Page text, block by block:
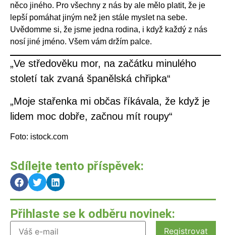
něco jiného. Pro všechny z nás by ale mělo platit, že je
lepší pomáhat jiným než jen stále myslet na sebe.
Uvědomme si, že jsme jedna rodina, i když každý z nás
nosí jiné jméno. Všem vám držím palce.
„Ve středověku mor, na začátku minulého
století tak zvaná španělská chřipka“
„Moje stařenka mi občas říkávala, že když je
lidem moc dobře, začnou mít roupy“
Foto: istock.com
Sdílejte tento příspěvek:
Přihlaste se k odběru novinek: